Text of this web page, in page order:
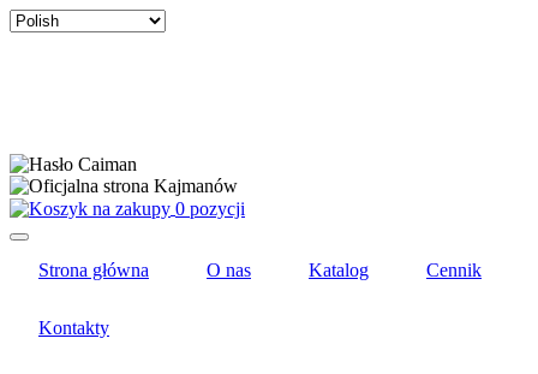
Select
0 pozycji
Strona główna O nas Katalog Cennik
Kontakty